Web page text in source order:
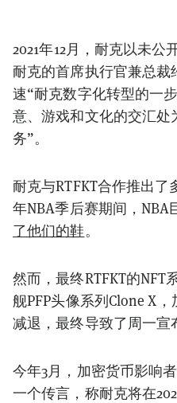
2021年12月，耐克以未公
耐克的首席执行官兼总裁
速“耐克数字化转型的一
意、游戏和文化的交汇处
务”。
耐克与RTFKT合作推出了
年NBA季后赛期间，NBA
了他们的鞋。
然而，最终RTFKT的NFT
舰PFP头像系列Clone X
减退，最终导致了周一宣
今年3月，加密货币影响
一个传言，称耐克将在